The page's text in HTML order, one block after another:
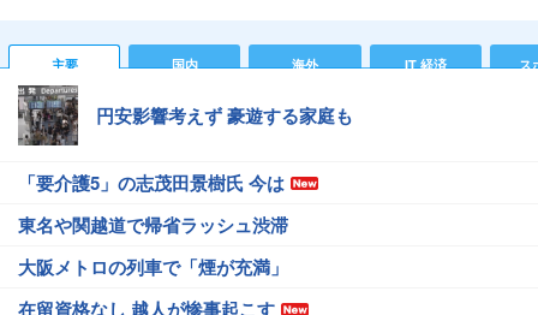
主要 国内 海外 IT 経済 ス
円安影響考えず 豪遊する家庭も
「要介護5」の志茂田景樹氏 今は
東名や関越道で帰省ラッシュ渋滞
大阪メトロの列車で「煙が充満」
在留資格なし 越人が惨事起こす